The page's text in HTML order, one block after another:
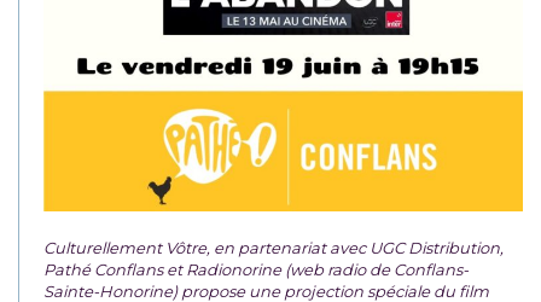
Culturellement Vôtre, en partenariat avec UGC Distribution,
Pathé Conflans et Radionorine (web radio de Conflans-
Sainte-Honorine) propose une projection spéciale du film